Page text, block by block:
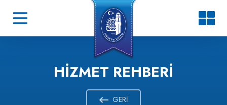
HIZMET REHBERI
GERI